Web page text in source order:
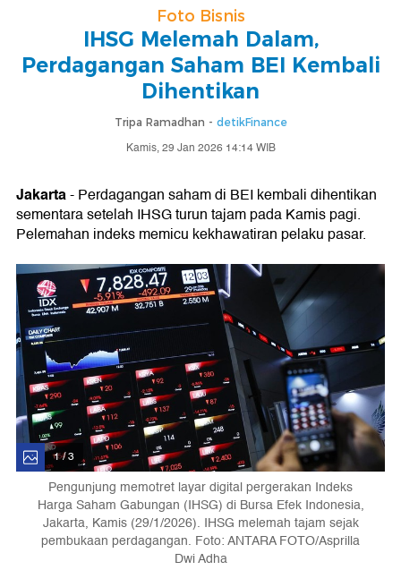
Foto Bisnis
IHSG Melemah Dalam,
Perdagangan Saham BEI Kembali
Dihentikan
Tripa Ramadhan - detikFinance
Kamis, 29 Jan 2026 14:14 WIB
Jakarta- Perdagangan saham di BEI kembali dihentikan
sementara setelah IHSG turun tajam pada Kamis pagi.
Pelemahan indeks memicu kekhawatiran pelaku pasar.
1 / 3
Pengunjung memotret layar digital pergerakan Indeks
Harga Saham Gabungan (IHSG) di Bursa Efek Indonesia,
Jakarta, Kamis (29/1/2026). IHSG melemah tajam sejak
pembukaan perdagangan. Foto: ANTARA FOTO/Asprilla
Dwi Adha